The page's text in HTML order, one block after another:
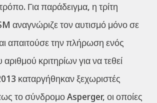
Για παράδειγμα, η τρίτη
αναγνώριζε τον αυτισμό μόνο σε
απαιτούσε την πλήρωση ενός
κριτηρίων για να τεθεί
καταργήθηκαν ξεχωριστές
το σύνδρομο Asperger, οι οποίες